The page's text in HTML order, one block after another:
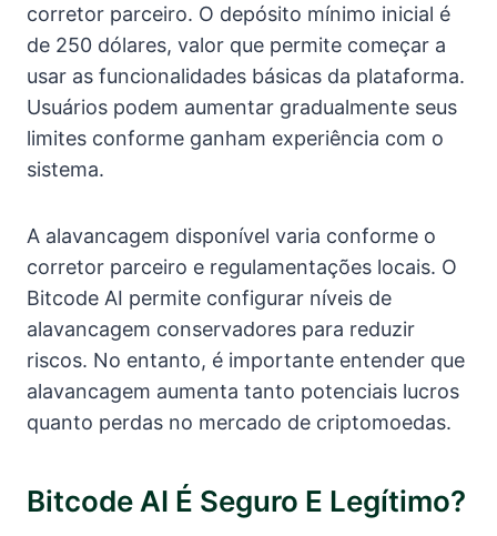
corretor parceiro. O depósito mínimo inicial é
de 250 dólares, valor que permite começar a
usar as funcionalidades básicas da plataforma.
Usuários podem aumentar gradualmente seus
limites conforme ganham experiência com o
sistema.
A alavancagem disponível varia conforme o
corretor parceiro e regulamentações locais. O
Bitcode AI permite configurar níveis de
alavancagem conservadores para reduzir
riscos. No entanto, é importante entender que
alavancagem aumenta tanto potenciais lucros
quanto perdas no mercado de criptomoedas.
Bitcode AI É Seguro E Legítimo?